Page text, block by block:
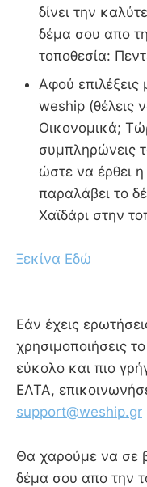
δίνει την
δέμα σου απο
τοποθεσία:
Αφού επιλέξεις
weship (θέλεις
Οικονομικά;
συμπληρώνεις
ώστε να έρθει
παραλάβει το
Χαϊδάρι στην
Ξεκίνα Εδώ
Εάν έχεις
χρησιμοποιήσεις
εύκολο και πιο
ΕΛΤΑ,
support@weship.gr
Θα χαρούμε να σε
δέμα σου απο την